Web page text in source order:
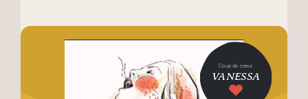
Coup de coeur
VANESSA